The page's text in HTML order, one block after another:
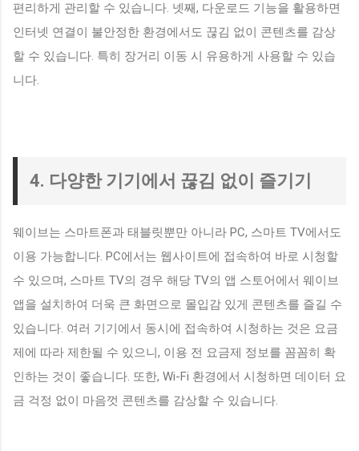
편리하게 관리할 수 있습니다. 넷째, 다운로드 기능을 활용하면
인터넷 연결이 불안정한 환경에서도 끊김 없이 콘텐츠를 감상
할 수 있습니다. 특히 장거리 이동 시 유용하게 사용할 수 있습
니다.
4. 다양한 기기에서 끊김 없이 즐기기
웨이브는 스마트폰과 태블릿뿐만 아니라 PC, 스마트 TV에서도
이용 가능합니다. PC에서는 웹사이트에 접속하여 바로 시청할
수 있으며, 스마트 TV의 경우 해당 TV의 앱 스토어에서 웨이브
앱을 설치하여 더욱 큰 화면으로 몰입감 있게 콘텐츠를 즐길 수
있습니다. 여러 기기에서 동시에 접속하여 시청하는 것은 요금
제에 따라 제한될 수 있으니, 이용 전 요금제 정보를 꼼꼼히 확
인하는 것이 좋습니다. 또한, Wi-Fi 환경에서 시청하면 데이터 요
금 걱정 없이 마음껏 콘텐츠를 감상할 수 있습니다.